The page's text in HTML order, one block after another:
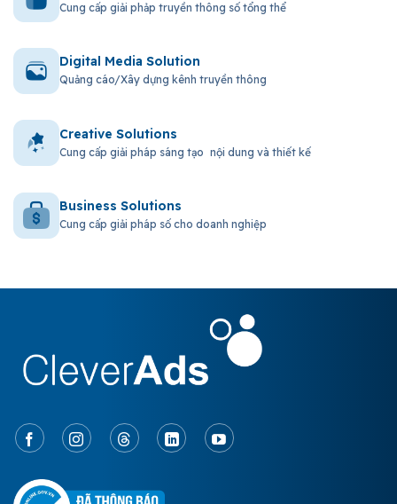
Cung cấp giải phảp truyền thông số tổng thể
Digital Media Solution
Quảng cáo/Xây dựng kênh truyền thông
Creative Solutions
Cung cấp giải pháp sáng tạo nội dung và thiết kế
Business Solutions
Cung cấp giải pháp số cho doanh nghiệp